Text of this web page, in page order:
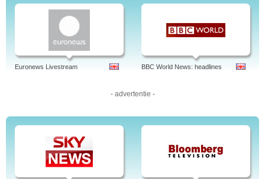
Euronews Livestream BBC World News: headlines
- advertentie -